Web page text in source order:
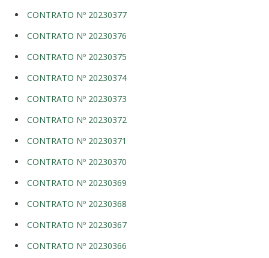
CONTRATO Nº 20230377
CONTRATO Nº 20230376
CONTRATO Nº 20230375
CONTRATO Nº 20230374
CONTRATO Nº 20230373
CONTRATO Nº 20230372
CONTRATO Nº 20230371
CONTRATO Nº 20230370
CONTRATO Nº 20230369
CONTRATO Nº 20230368
CONTRATO Nº 20230367
CONTRATO Nº 20230366